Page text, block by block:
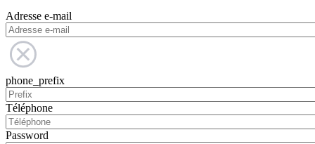
Adresse e-mail
phone_prefix
Téléphone
Password